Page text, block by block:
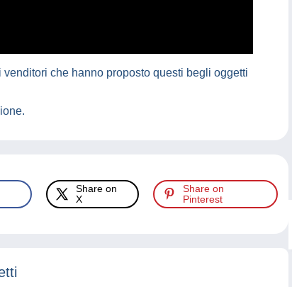
che hanno proposto questi begli oggetti
Share on
X
Share on
Pinterest